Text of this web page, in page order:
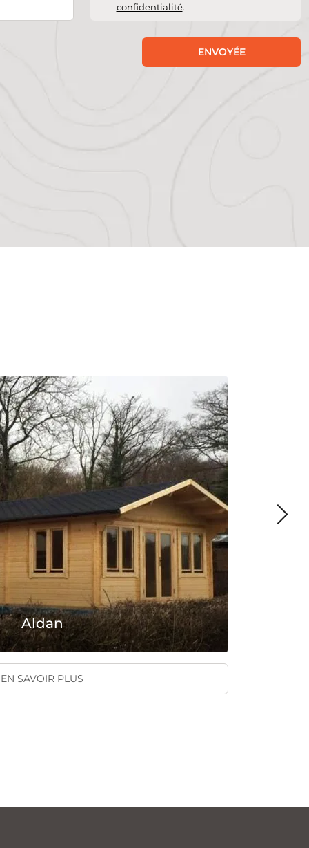
confidentialité.
ENVOYÉE
Aldan
EN SAVOIR PLUS